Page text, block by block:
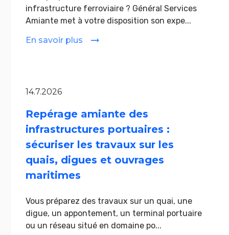
infrastructure ferroviaire ? Général Services
Amiante met à votre disposition son expe...
En savoir plus
14.7.2026
Repérage amiante des
infrastructures portuaires :
sécuriser les travaux sur les
quais, digues et ouvrages
maritimes
Vous préparez des travaux sur un quai, une
digue, un appontement, un terminal portuaire
ou un réseau situé en domaine po...